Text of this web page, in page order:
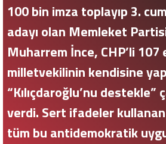
100 bin imza toplayıp 3.
adayı olan Memleket
Muharrem İnce, CHP’li 107
milletvekilinin kendisine
“Kılıçdaroğlu’nu destekle”
verdi. Sert ifadeler
tüm bu antidemokratik